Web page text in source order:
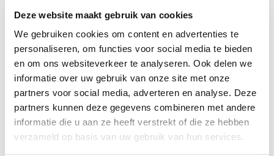
Deze website maakt gebruik van cookies
We gebruiken cookies om content en advertenties te
personaliseren, om functies voor social media te bieden
en om ons websiteverkeer te analyseren. Ook delen we
informatie over uw gebruik van onze site met onze
partners voor social media, adverteren en analyse. Deze
partners kunnen deze gegevens combineren met andere
informatie die u aan ze heeft verstrekt of die ze hebben
verzameld op basis van uw gebruik van hun services.
installatie. Lucht in het water zorgt voor erosie en dat wil
- Met een magnetische vuilafscheider wordt het uiterst
schadelijke magnetiet (zwarte roest) uit het water
gehaald.
- Reinig het systeem door een reinigingsmiddel
(bijvoorbeeld Fernox) aan het water toe te voegen. Een
spoelpompzorgt vervolgens dat het water door de leiding
rondgepompt wordt en zo wordenverstoppingen
voorkomen. Hierna vul je het systeem opnieuw af met